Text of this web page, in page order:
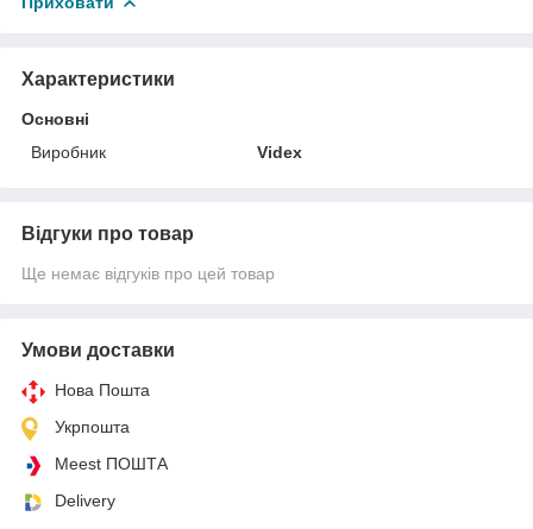
Характеристики
Основні
Виробник
Videx
Відгуки про товар
Ще немає відгуків про цей товар
Умови доставки
Нова Пошта
Укрпошта
Meest ПОШТА
Delivery